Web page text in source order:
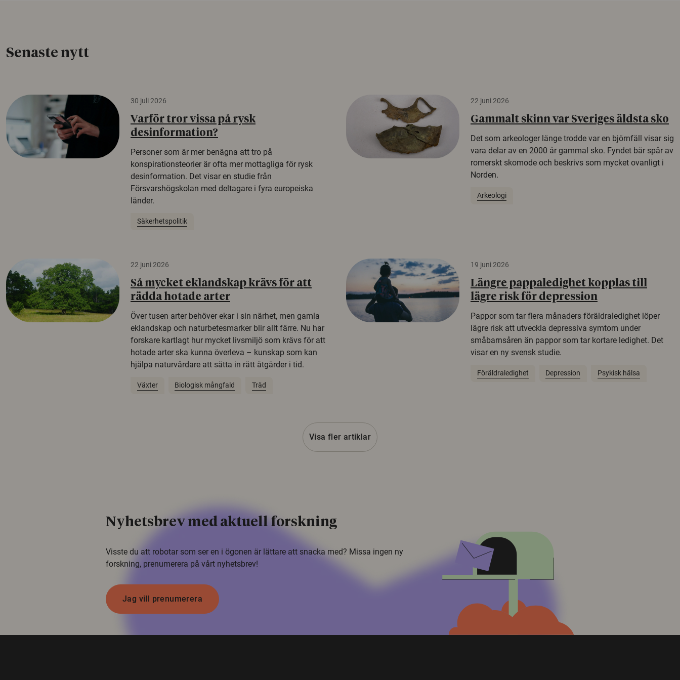
Senaste nytt
30 juli 2026
Varför tror vissa på rysk
desinformation?
Personer som är mer benägna att tro på
konspirationsteorier är ofta mer mottagliga för rysk
desinformation. Det visar en studie från
Försvarshögskolan med deltagare i fyra europeiska
länder.
Säkerhetspolitik
22 juni 2026
Gammalt skinn var Sveriges äldsta sko
Det som arkeologer länge trodde var en björnfäll visar sig
vara delar av en 2000 år gammal sko. Fyndet bär spår av
romerskt skomode och beskrivs som mycket ovanligt i
Norden.
Arkeologi
22 juni 2026
Så mycket eklandskap krävs för att
rädda hotade arter
Över tusen arter behöver ekar i sin närhet, men gamla
eklandskap och naturbetesmarker blir allt färre. Nu har
forskare kartlagt hur mycket livsmiljö som krävs för att
hotade arter ska kunna överleva – kunskap som kan
hjälpa naturvårdare att sätta in rätt åtgärder i tid.
Växter Biologisk mångfald Träd
19 juni 2026
Längre pappaledighet kopplas till
lägre risk för depression
Pappor som tar flera månaders föräldraledighet löper
lägre risk att utveckla depressiva symtom under
småbarnsåren än pappor som tar kortare ledighet. Det
visar en ny svensk studie.
Föräldraledighet Depression Psykisk hälsa
Visa fler artiklar
Nyhetsbrev med aktuell forskning
Visste du att robotar som ser en i ögonen är lättare att snacka med? Missa ingen ny
forskning, prenumerera på vårt nyhetsbrev!
Jag vill prenumerera